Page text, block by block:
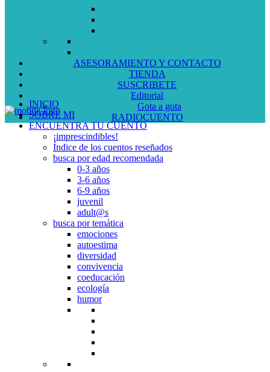
ASESORAMIENTO Y CONTACTO
TIENDA
SUSCRIBETE
Editorial
Gota a gota
RADIOCUENTO
INICIO
SOBRE MI
ENCUENTRA TU CUENTO
¡imprescindibles!
Índice de los cuentos reseñados
busca por edad recomendada
0-3 años
3-6 años
6-9 años
juvenil
adult@s
busca por temática
emociones
autoestima
diversidad
convivencia
coeducación
ecología
humor